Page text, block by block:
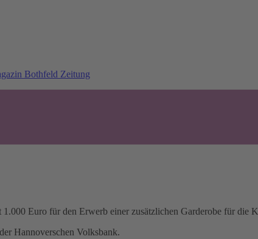
Euro für den Erwerb einer zusätzlichen Garderobe für die
Hannoverschen Volksbank.